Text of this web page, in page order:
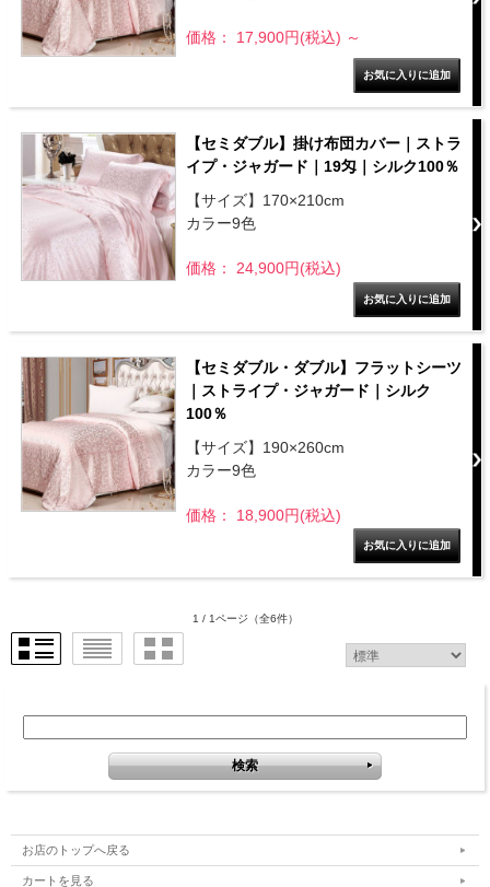
価格： 17,900円(税込) ～
【セミダブル】掛け布団カバー｜ストラ
イプ・ジャガード｜19匁｜シルク100％
【サイズ】170×210cm
カラー9色
価格： 24,900円(税込)
【セミダブル・ダブル】フラットシーツ
｜ストライプ・ジャガード｜シルク
100％
【サイズ】190×260cm
カラー9色
価格： 18,900円(税込)
1 / 1ページ （全6件）
お店のトップへ戻る
カートを見る